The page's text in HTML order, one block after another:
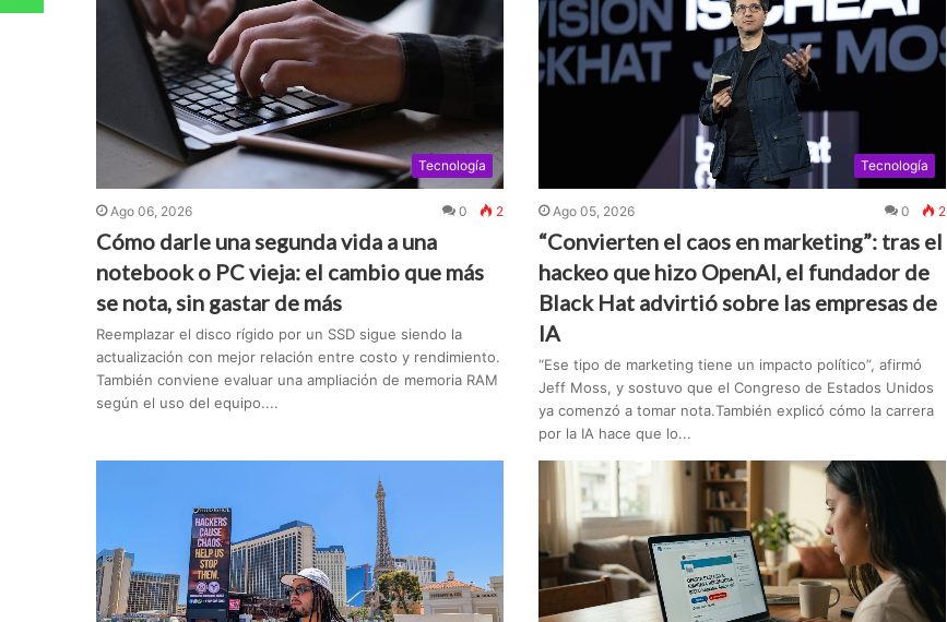
Tecnología
Ago 06, 2026 0 2
Cómo darle una segunda vida a una
notebook o PC vieja: el cambio que más
se nota, sin gastar de más
Reemplazar el disco rígido por un SSD sigue siendo la
actualización con mejor relación entre costo y rendimiento.
También conviene evaluar una ampliación de memoria RAM
según el uso del equipo....
Tecnología
Ago 05, 2026 0 2
“Convierten el caos en marketing”: tras el
hackeo que hizo OpenAI, el fundador de
Black Hat advirtió sobre las empresas de
IA
“Ese tipo de marketing tiene un impacto político”, afirmó
Jeff Moss, y sostuvo que el Congreso de Estados Unidos
ya comenzó a tomar nota.También explicó cómo la carrera
por la IA hace que lo...